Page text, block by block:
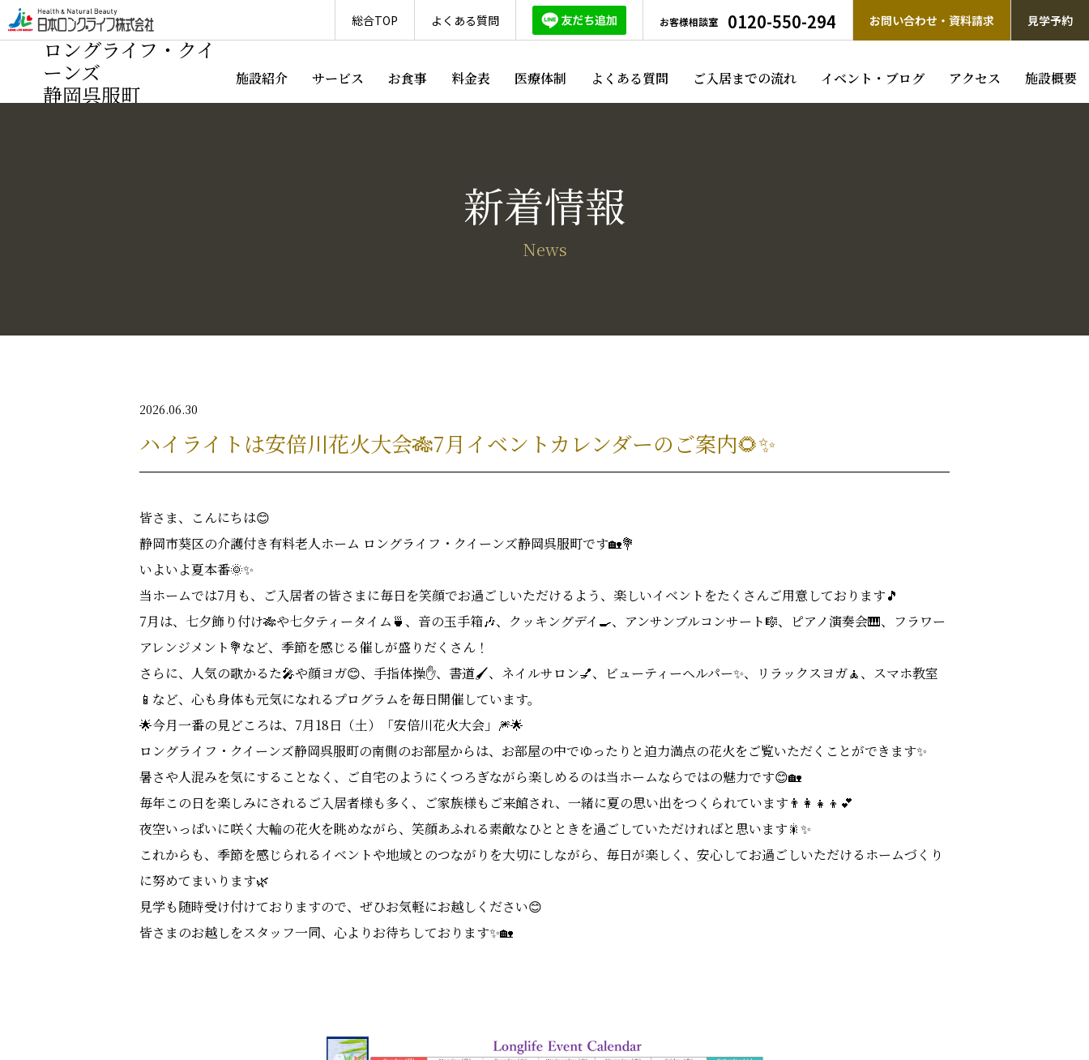
総合TOP よくある質問 お客様相談室 0120-550-294 お問い合わせ・資料請求 見学予約
ロングライフ・クイ
ーンズ
静岡呉服町
施設紹介 サービス お食事 料金表 医療体制 よくある質問 ご入居までの流れ イベント・ブログ アクセス 施設概要
新着情報
News
2026.06.30
ハイライトは安倍川花火大会🎋7月イベントカレンダーのご案内🌻✨
皆さま、こんにちは😊
静岡市葵区の介護付き有料老人ホーム ロングライフ・クイーンズ静岡呉服町です🏡💐
いよいよ夏本番🌞✨
当ホームでは7月も、ご入居者の皆さまに毎日を笑顔でお過ごしいただけるよう、楽しいイベントをたくさんご用意しております🎵
7月は、七夕飾り付け🎋や七夕ティータイム🍵、音の玉手箱🎶、クッキングデイ🍳、アンサンブルコンサート🎼、ピアノ演奏会🎹、フラワー
アレンジメント💐など、季節を感じる催しが盛りだくさん！
さらに、人気の歌かるた🎤や顔ヨガ😊、手指体操✋、書道🖌️、ネイルサロン💅、ビューティーヘルパー✨、リラックスヨガ🧘、スマホ教室
📱など、心も身体も元気になれるプログラムを毎日開催しています。
🌟今月一番の見どころは、7月18日（土）「安倍川花火大会」🎆🌟
ロングライフ・クイーンズ静岡呉服町の南側のお部屋からは、お部屋の中でゆったりと迫力満点の花火をご覧いただくことができます✨
暑さや人混みを気にすることなく、ご自宅のようにくつろぎながら楽しめるのは当ホームならではの魅力です😊🏡
毎年この日を楽しみにされるご入居者様も多く、ご家族様もご来館され、一緒に夏の思い出をつくられています👨‍👩‍👧‍👦💕
夜空いっぱいに咲く大輪の花火を眺めながら、笑顔あふれる素敵なひとときを過ごしていただければと思います🎇✨
これからも、季節を感じられるイベントや地域とのつながりを大切にしながら、毎日が楽しく、安心してお過ごしいただけるホームづくり
に努めてまいります🌿
見学も随時受け付けておりますので、ぜひお気軽にお越しください😊
皆さまのお越しをスタッフ一同、心よりお待ちしております✨🏡